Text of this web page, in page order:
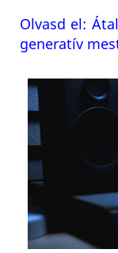
Olvasd el:
generatív